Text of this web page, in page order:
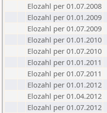
Elozahl per 01.07.2008
Elozahl per 01.01.2009
Elozahl per 01.07.2009
Elozahl per 01.01.2010
Elozahl per 01.07.2010
Elozahl per 01.01.2011
Elozahl per 01.07.2011
Elozahl per 01.01.2012
Elozahl per 01.04.2012
Elozahl per 01.07.2012